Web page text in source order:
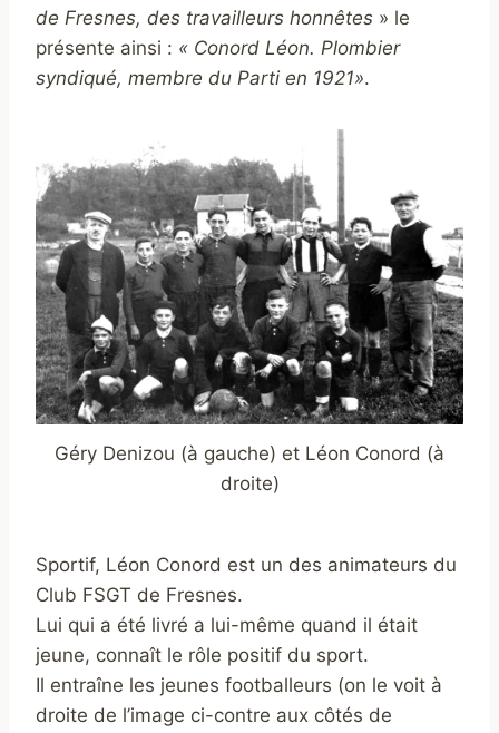
de Fresnes, des travailleurs honnêtes » le
présente ainsi : « Conord Léon. Plombier
syndiqué, membre du Parti en 1921».
Géry Denizou (à gauche) et Léon Conord (à
droite)
Sportif, Léon Conord est un des animateurs du
Club FSGT de Fresnes.
Lui qui a été livré a lui-même quand il était
jeune, connaît le rôle positif du sport.
Il entraîne les jeunes footballeurs (on le voit à
droite de l’image ci-contre aux côtés de